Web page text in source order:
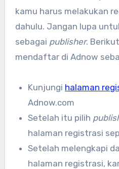
kamu harus melakukan
dahulu. Jangan lupa
sebagai publisher.
mendaftar di Adnow
Kunjungi halaman
Adnow.com
Setelah itu pilih
halaman registrasi
Setelah melengkapi
halaman registrasi,